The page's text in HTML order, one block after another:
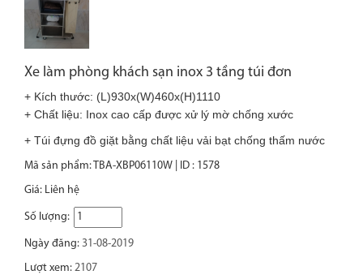
Xe làm phòng khách sạn inox 3 tầng túi đơn
+ Kích thước: (L)930x(W)460x(H)1110
+ Chất liệu: Inox cao cấp được xử lý mờ chống xước
+ Túi đựng đồ giặt bằng chất liệu vải bạt chống thấm nước
Mã sản phẩm: TBA-XBP06110W | ID : 1578
Giá: Liên hệ
Số lượng:
Ngày đăng: 31-08-2019
Lượt xem: 2107